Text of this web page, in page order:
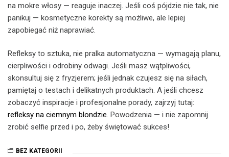
na mokre włosy — reaguje inaczej. Jeśli coś pójdzie nie tak, nie
panikuj — kosmetyczne korekty są możliwe, ale lepiej
zapobiegać niż naprawiać.
Refleksy to sztuka, nie pralka automatyczna — wymagają planu,
cierpliwości i odrobiny odwagi. Jeśli masz wątpliwości,
skonsultuj się z fryzjerem; jeśli jednak czujesz się na siłach,
pamiętaj o testach i delikatnych produktach. A jeśli chcesz
zobaczyć inspiracje i profesjonalne porady, zajrzyj tutaj:
refleksy na ciemnym blondzie. Powodzenia — i nie zapomnij
zrobić selfie przed i po, żeby świętować sukces!
BEZ KATEGORII